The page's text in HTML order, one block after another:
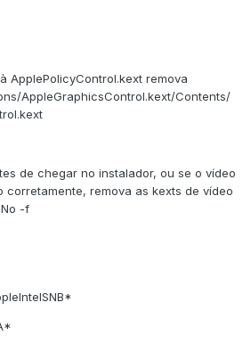
ApplePolicyControl.kext remova
AppleGraphicsControl.kext/Contents/
de chegar no instalador, ou se o vídeo
corretamente, remova as kexts de vídeo
-f